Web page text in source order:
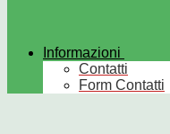
Informazioni
Contatti
Form Contatti